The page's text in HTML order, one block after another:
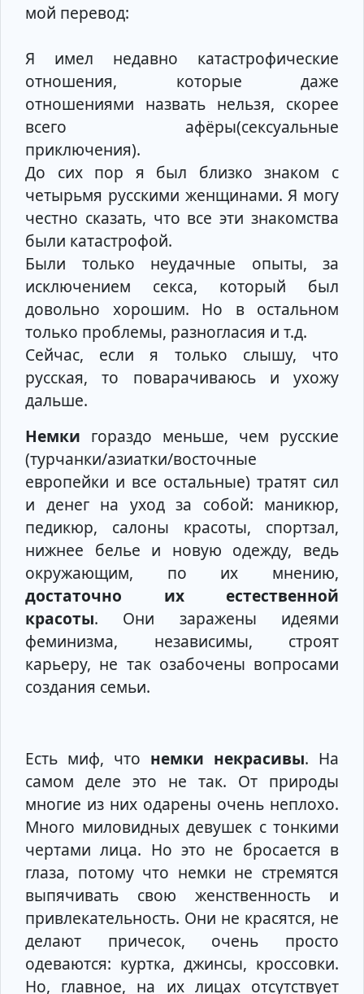
мой перевод:
Я имел недавно катастрофические
отношения, которые даже
отношениями назвать нельзя, скорее
всего афёры(сексуальные
приключения).
До сих пор я был близко знаком с
четырьмя русскими женщинами. Я могу
честно сказать, что все эти знакомства
были катастрофой.
Были только неудачные опыты, за
исключением секса, который был
довольно хорошим. Но в остальном
только проблемы, разногласия и т.д.
Сейчас, если я только слышу, что
русская, то поварачиваюсь и ухожу
дальше.
Немки гораздо меньше, чем русские
(турчанки/азиатки/восточные
европейки и все остальные) тратят сил
и денег на уход за собой: маникюр,
педикюр, салоны красоты, спортзал,
нижнее белье и новую одежду, ведь
окружающим, по их мнению,
достаточно их естественной
красоты. Они заражены идеями
феминизма, независимы, строят
карьеру, не так озабочены вопросами
создания семьи.
Есть миф, что немки некрасивы. На
самом деле это не так. От природы
многие из них одарены очень неплохо.
Много миловидных девушек с тонкими
чертами лица. Но это не бросается в
глаза, потому что немки не стремятся
выпячивать свою женственность и
привлекательность. Они не красятся, не
делают причесок, очень просто
одеваются: куртка, джинсы, кроссовки.
Но, главное, на их лицах отсутствует